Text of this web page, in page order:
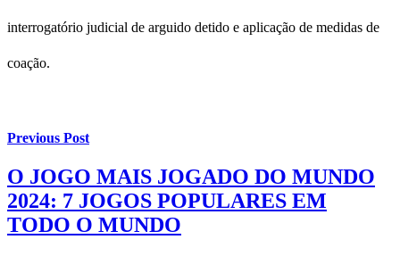
interrogatório judicial de arguido detido e aplicação de medidas de
coação.
Previous Post
O JOGO MAIS JOGADO DO MUNDO
2024: 7 JOGOS POPULARES EM
TODO O MUNDO